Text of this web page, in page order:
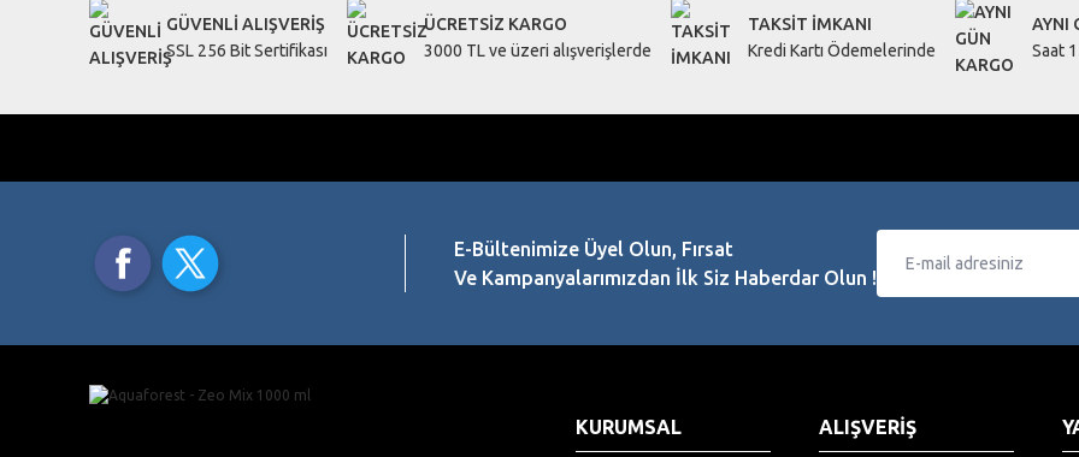
Ürün açıklamasında eksik bilgiler bulunuyor.
Ürün bilgilerinde hatalar bulunuyor.
Bu ürüne benzer farklı alternatifler olmalı.
Gönder
GÜVENLİ ALIŞVERİŞ
SSL 256 Bit Sertifikası
ÜCRETSİZ KARGO
3000 TL ve üzeri alışverişlerde
TAKSİT İMKANI
Kredi Kartı Ödemelerinde
AYNI
Saat
E-Bültenimize Üyel Olun, Fırsat
Ve Kampanyalarımızdan İlk Siz Haberdar Olun !
KURUMSAL ALIŞVERİŞ